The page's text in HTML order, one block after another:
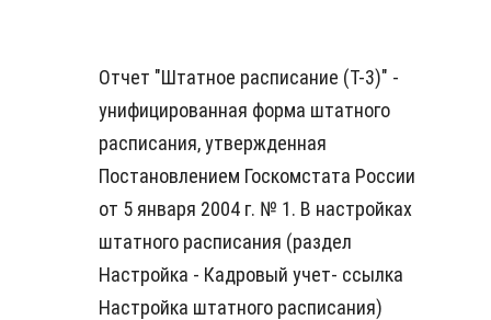
Отчет "Штатное расписание (Т-3)" -
унифицированная форма штатного
расписания, утвержденная
Постановлением Госкомстата России
от 5 января 2004 г. № 1. В настройках
штатного расписания (раздел
Настройка - Кадровый учет- ссылка
Настройка штатного расписания)